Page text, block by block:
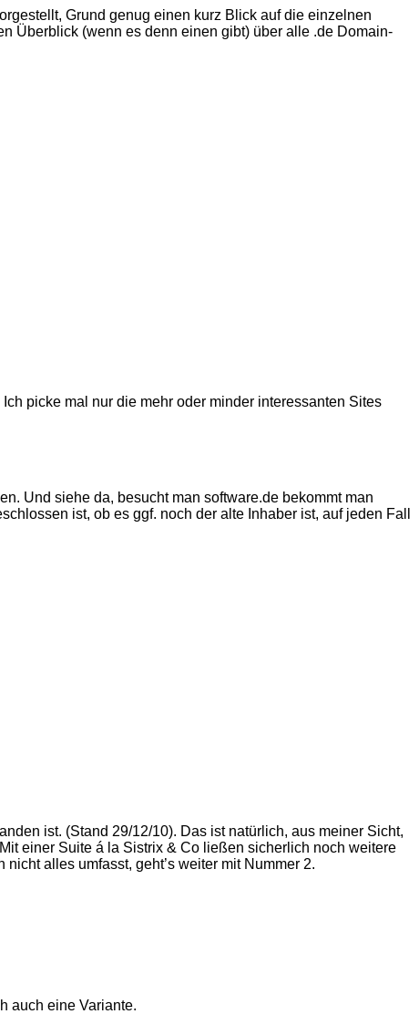
Grund genug einen kurz Blick auf die einzelnen
Überblick (wenn es denn einen gibt) über alle .de Domain-
picke mal nur die mehr oder minder interessanten Sites
Und siehe da, besucht man software.de bekommt man
ist, ob es ggf. noch der alte Inhaber ist, auf jeden Fall
ist. (Stand 29/12/10). Das ist natürlich, aus meiner Sicht,
einer Suite á la Sistrix & Co ließen sicherlich noch weitere
alles umfasst, geht’s weiter mit Nummer 2.
auch eine Variante.